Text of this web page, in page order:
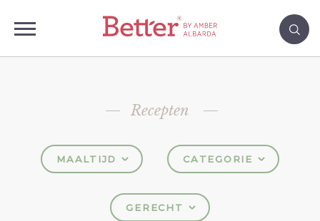
Recepten
MAALTIJD CATEGORIE
GERECHT